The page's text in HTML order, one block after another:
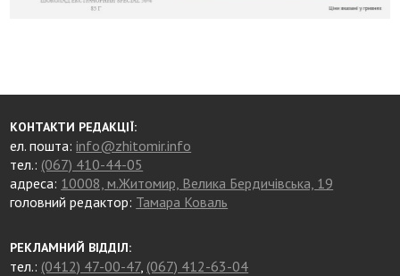
КОНТАКТИ РЕДАКЦІЇ:
ел. пошта:info@zhitomir.info
тел.: (067) 410-44-05
адреса: 10008, м.Житомир, Велика Бердичівська, 19
головний редактор: Тамара Коваль
РЕКЛАМНИЙ ВІДДІЛ:
тел.: (0412) 47-00-47, (067) 412-63-04